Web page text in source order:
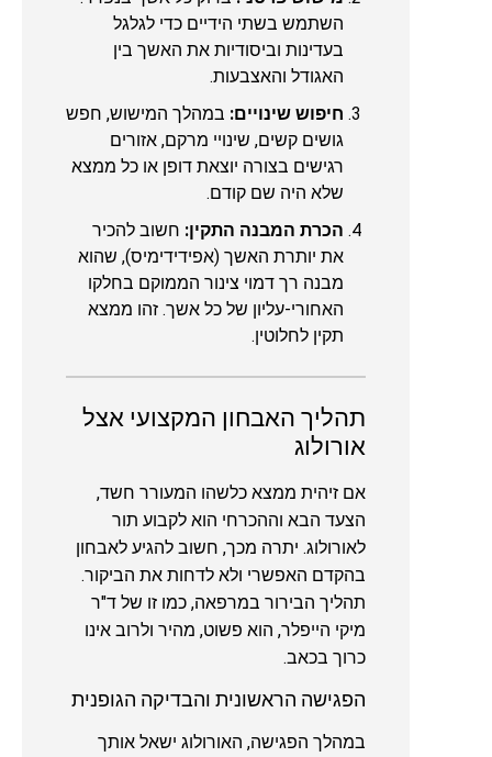
השתמש בשתי הידיים כדי לגלגל
בעדינות וביסודיות את האשך בין
האגודל והאצבעות.
חיפוש שינויים: במהלך המישוש, חפש
גושים קשים, שינויי מרקם, אזורים
רגישים בצורה יוצאת דופן או כל ממצא
שלא היה שם קודם.
הכרת המבנה התקין: חשוב להכיר
את יותרת האשך (אפידידימיס), שהוא
מבנה רך דמוי צינור הממוקם בחלקו
האחורי-עליון של כל אשך. זהו ממצא
תקין לחלוטין.
תהליך האבחון המקצועי אצל
אורולוג
אם זיהית ממצא כלשהו המעורר חשד,
הצעד הבא וההכרחי הוא לקבוע תור
לאורולוג. יתרה מכך, חשוב להגיע לאבחון
בהקדם האפשרי ולא לדחות את הביקור.
תהליך הבירור במרפאה, כמו זו של ד"ר
מיקי הייפלר, הוא פשוט, מהיר ולרוב אינו
כרוך בכאב.
הפגישה הראשונית והבדיקה הגופנית
במהלך הפגישה, האורולוג ישאל אותך